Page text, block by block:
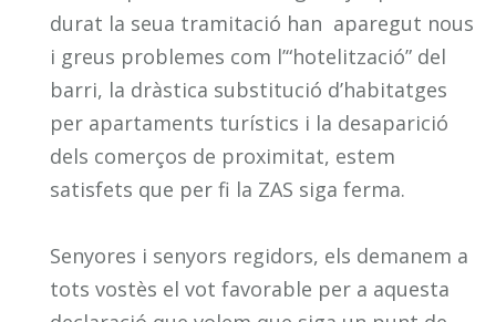
durat la seua tramitació han aparegut nous
i greus problemes com l’“hotelització” del
barri, la dràstica substitució d’habitatges
per apartaments turístics i la desaparició
dels comerços de proximitat, estem
satisfets que per fi la ZAS siga ferma.
Senyores i senyors regidors, els demanem a
tots vostès el vot favorable per a aquesta